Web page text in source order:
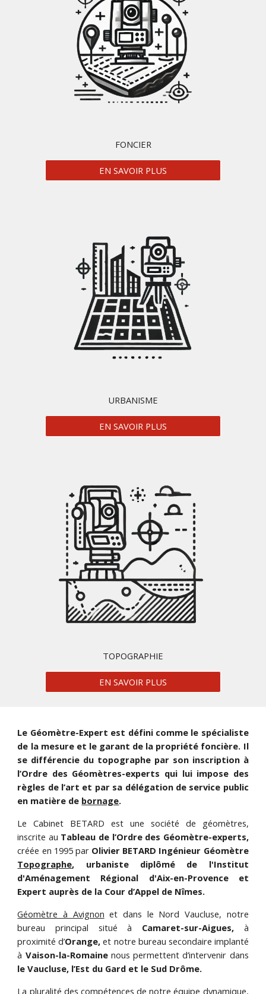
FONCIER
EN SAVOIR PLUS
URBANISME
EN SAVOIR PLUS
TOPOGRAPHIE
EN SAVOIR PLUS
Le Géomètre-Expert est défini comme le spécialiste
de la mesure et le garant de la propriété foncière. Il
se différencie du topographe par son inscription à
l’Ordre des Géomètres-experts qui lui impose des
règles de l’art et par sa délégation de service public
en matière de bornage.
Le Cabinet BETARD est une société de géomètres,
inscrite au Tableau de l’Ordre des Géomètre-experts,
créée en 1995 par Olivier BETARD Ingénieur Géomètre
Topographe, urbaniste diplômé de l'Institut
d'Aménagement Régional d'Aix-en-Provence et
Expert auprès de la Cour d’Appel de Nîmes.
Géomètre à Avignon et dans le Nord Vaucluse, notre
bureau principal situé à Camaret-sur-Aigues, à
proximité d’Orange, et notre bureau secondaire implanté
à Vaison-la-Romainenous permettent d’intervenir dans
le Vaucluse, l’Est du Gard et le Sud Drôme.
La pluralité des compétences de notre équipe dynamique,